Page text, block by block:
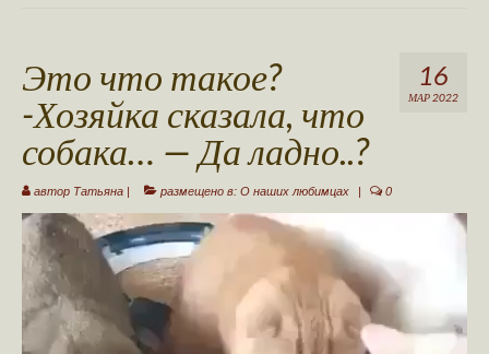
16
МАР 2022
Это что такое?
-Хозяйка сказала, что
собака… — Да ладно..?
автор Татьяна размещено в: О наших любимцах 0